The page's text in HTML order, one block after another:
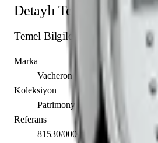
Detaylı Teknik Özellikler
Temel Bilgiler
Marka
Vacheron Constantin
Koleksiyon
Patrimony
Referans
81530/000G-9681